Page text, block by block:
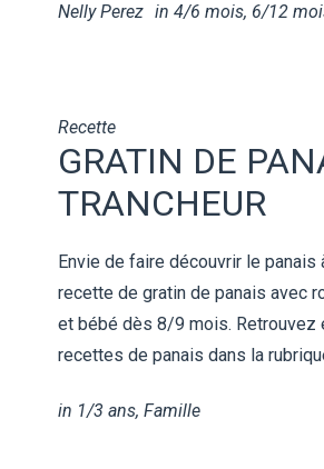
Nelly Perez in 4/6 mois, 6/12
Recette
GRATIN DE
TRANCHEUR
Envie de faire découvrir le
recette de gratin de panais avec
et bébé dès 8/9 mois. Retrouvez
recettes de panais dans la
in 1/3 ans, Famille